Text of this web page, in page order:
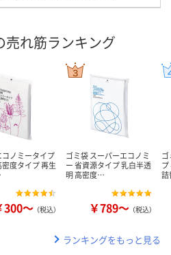
売れ筋ランキング
コノミータイプ
度タイプ 再生
300～ （税込）
ゴミ袋 スーパーエコノミ
ー 省資源タイプ 乳白半透
明 高密度…
￥789～ （税込）
ランキングをもっと見る